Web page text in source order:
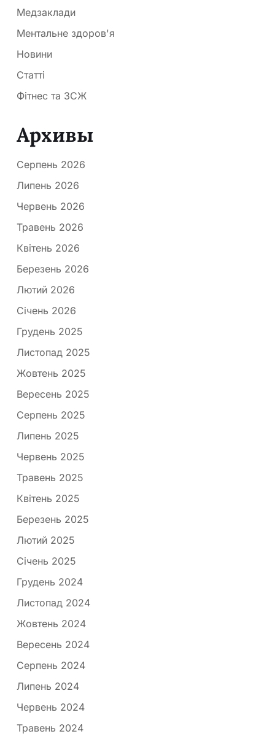
Медзаклади
Ментальне здоров'я
Новини
Статті
Фітнес та ЗСЖ
Архивы
Серпень 2026
Липень 2026
Червень 2026
Травень 2026
Квітень 2026
Березень 2026
Лютий 2026
Січень 2026
Грудень 2025
Листопад 2025
Жовтень 2025
Вересень 2025
Серпень 2025
Липень 2025
Червень 2025
Травень 2025
Квітень 2025
Березень 2025
Лютий 2025
Січень 2025
Грудень 2024
Листопад 2024
Жовтень 2024
Вересень 2024
Серпень 2024
Липень 2024
Червень 2024
Травень 2024